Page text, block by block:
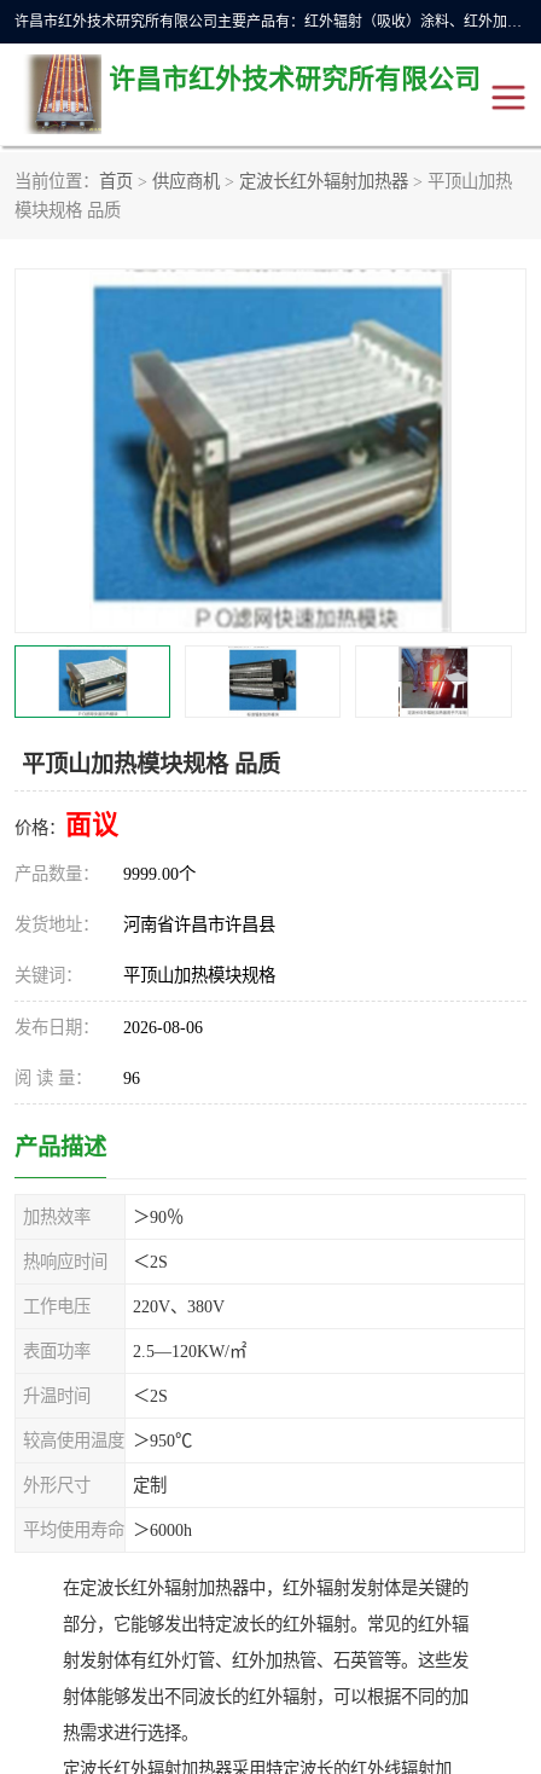
许昌市红外技术研究所有限公司主要产品有：红外辐射（吸收）涂料、红外加热元件、红外辐射加热模块（板）、红外辐射加热炉（箱）、快速红外辐射加热器、系列高端红外加热实验设备、系列红外加热控制器等。
许昌市红外技术研究所有限公司
当前位置： 首页 > 供应商机 > 定波长红外辐射加热器 > 平顶山加热
模块规格 品质
平顶山加热模块规格 品质
价格： 面议
产品数量： 9999.00个
发货地址： 河南省许昌市许昌县
关键词： 平顶山加热模块规格
发布日期： 2026-08-06
阅 读 量： 96
产品描述
加热效率 ＞90％
热响应时间 ＜2S
工作电压 220V、380V
表面功率 2.5—120KW/㎡
升温时间 ＜2S
较高使用温度 ＞950℃
外形尺寸 定制
平均使用寿命 ＞6000h
在定波长红外辐射加热器中，红外辐射发射体是关键的
部分，它能够发出特定波长的红外辐射。常见的红外辐
射发射体有红外灯管、红外加热管、石英管等。这些发
射体能够发出不同波长的红外辐射，可以根据不同的加
热需求进行选择。
定波长红外辐射加热器采用特定波长的红外线辐射加
红外加热设备
红外辐射涂料 红外辐射加热器
定制红外加热实验设备
红外加热元件 红外辐射吸收涂料
高端红外加热实验设备 电工电气
红外加热控制器
热环境试验设备
红外辐射表面材料 定波长红外辐射加热器
快速红外辐射聚焦炉 烤箱烘箱